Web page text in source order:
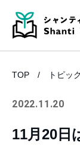
TOP トピッ
2022.11.20
11月20日